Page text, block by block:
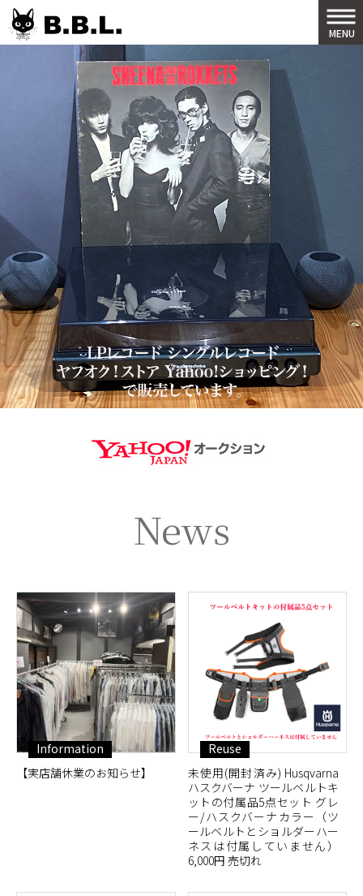
MENU
News
Information
【実店舗休業のお知らせ】
Reuse
未使用(開封済み) Husqvarna
ハスクバーナ ツールベルトキ
ットの付属品5点セット グレ
ー/ハスクバーナカラー（ツ
ールベルトとショルダーハー
ネスは付属していません）
6,000円 売切れ